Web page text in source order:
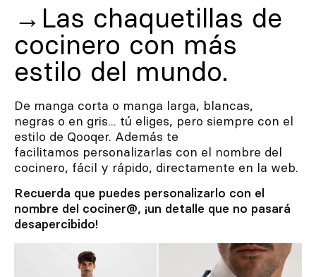
→ Las chaquetillas de
cocinero con más
estilo del mundo.
De manga corta o manga larga, blancas,
negras o en gris... tú eliges, pero siempre con el
estilo de Qooqer. Además te
facilitamos personalizarlas con el nombre del
cocinero, fácil y rápido, directamente en la web.
Recuerda que puedes personalizarlo con el
nombre del cociner@, ¡un detalle que no pasará
desapercibido!